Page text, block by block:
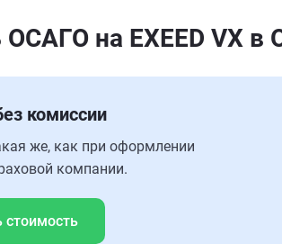
на EXEED VX в
комиссии
же, как при оформлении
компании.
стоимость